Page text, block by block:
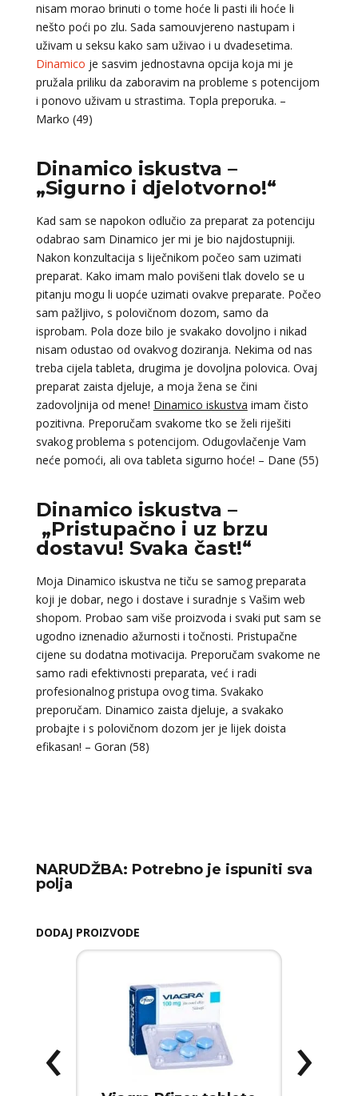
nisam morao brinuti o tome hoće li pasti ili hoće li
nešto poći po zlu. Sada samouvjereno nastupam i
uživam u seksu kako sam uživao i u dvadesetima.
Dinamico je sasvim jednostavna opcija koja mi je
pružala priliku da zaboravim na probleme s potencijom
i ponovo uživam u strastima. Topla preporuka. –
Marko (49)
Dinamico iskustva –
„Sigurno i djelotvorno!“
Kad sam se napokon odlučio za preparat za potenciju
odabrao sam Dinamico jer mi je bio najdostupniji.
Nakon konzultacija s liječnikom počeo sam uzimati
preparat. Kako imam malo povišeni tlak dovelo se u
pitanju mogu li uopće uzimati ovakve preparate. Počeo
sam pažljivo, s polovičnom dozom, samo da
isprobam. Pola doze bilo je svakako dovoljno i nikad
nisam odustao od ovakvog doziranja. Nekima od nas
treba cijela tableta, drugima je dovoljna polovica. Ovaj
preparat zaista djeluje, a moja žena se čini
zadovoljnija od mene! Dinamico iskustva imam čisto
pozitivna. Preporučam svakome tko se želi riješiti
svakog problema s potencijom. Odugovlačenje Vam
neće pomoći, ali ova tableta sigurno hoće! – Dane (55)
Dinamico iskustva –
„Pristupačno i uz brzu
dostavu! Svaka čast!“
Moja Dinamico iskustva ne tiču se samog preparata
koji je dobar, nego i dostave i suradnje s Vašim web
shopom. Probao sam više proizvoda i svaki put sam se
ugodno iznenadio ažurnosti i točnosti. Pristupačne
cijene su dodatna motivacija. Preporučam svakome ne
samo radi efektivnosti preparata, već i radi
profesionalnog pristupa ovog tima. Svakako
preporučam. Dinamico zaista djeluje, a svakako
probajte i s polovičnom dozom jer je lijek doista
efikasan! – Goran (58)
NARUDŽBA: Potrebno je ispuniti sva
polja
DODAJ PROIZVODE
‹ ›